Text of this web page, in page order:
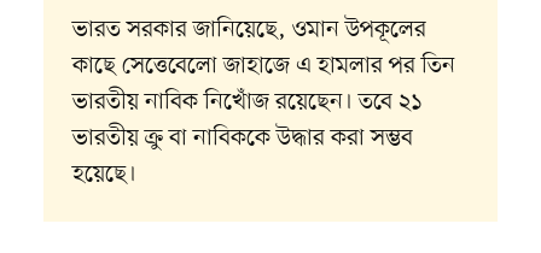
ভারত সরকার জানিয়েছে, ওমান উপকূলের
কাছে সেত্তেবেলো জাহাজে এ হামলার পর তিন
ভারতীয় নাবিক নিখোঁজ রয়েছেন। তবে ২১
ভারতীয় ক্রু বা নাবিককে উদ্ধার করা সম্ভব
হয়েছে।